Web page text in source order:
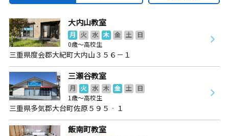
大内山教室
月 火 水 木 金 土
日
0歳～高校生
三重県度会郡大紀町大内山３５６－１
三瀬谷教室
月 火 水 木 金 土
日
1歳～高校生
三重県多気郡大台町佐原５９５‐１
飯南町教室